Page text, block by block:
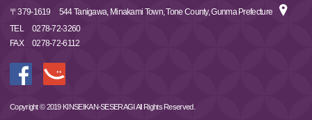
〒379-1619
544 Tanigawa, Minakami Town, Tone County, Gunma Prefecture
TEL
0278-72-3260
FAX
0278-72-6112
Copyright © 2019 KINSEIKAN-SESERAGI All Rights Reserved.